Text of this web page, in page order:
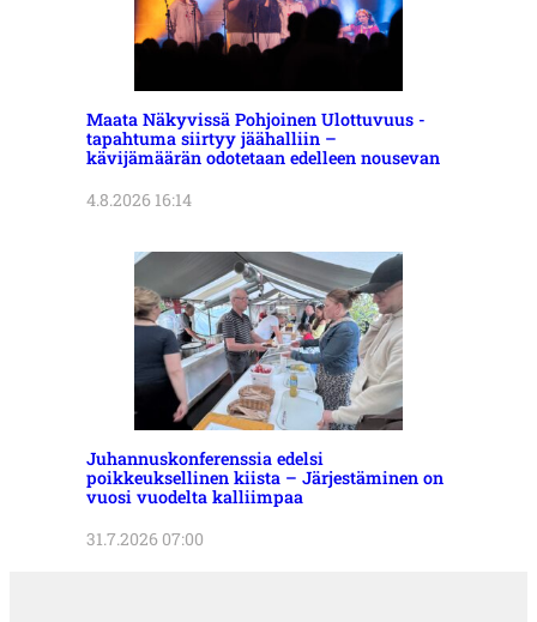
Maata Näkyvissä Pohjoinen Ulottuvuus -
tapahtuma siirtyy jäähalliin –
kävijämäärän odotetaan edelleen nousevan
4.8.2026 16:14
Juhannuskonferenssia edelsi
poikkeuksellinen kiista – Järjestäminen on
vuosi vuodelta kalliimpaa
31.7.2026 07:00